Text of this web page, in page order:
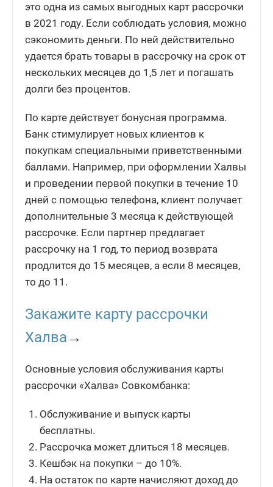
это одна из самых выгодных карт рассрочки
в 2021 году. Если соблюдать условия, можно
сэкономить деньги. По ней действительно
удается брать товары в рассрочку на срок от
нескольких месяцев до 1,5 лет и погашать
долги без процентов.
По карте действует бонусная программа.
Банк стимулирует новых клиентов к
покупкам специальными приветственными
баллами. Например, при оформлении Халвы
и проведении первой покупки в течение 10
дней с помощью телефона, клиент получает
дополнительные 3 месяца к действующей
рассрочке. Если партнер предлагает
рассрочку на 1 год, то период возврата
продлится до 15 месяцев, а если 8 месяцев,
то до 11.
Закажите карту рассрочки
Халва →
Основные условия обслуживания карты
рассрочки «Халва» Совкомбанка:
Обслуживание и выпуск карты
бесплатны.
Рассрочка может длиться 18 месяцев.
Кешбэк на покупки – до 10%.
На остаток по карте начисляют доход до